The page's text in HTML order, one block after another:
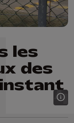
les
des